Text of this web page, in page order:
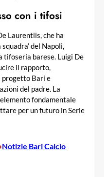
con i tifosi
Laurentiis, che ha
del Napoli,
tifoseria barese. Luigi De
il rapporto,
progetto Bari e
del padre. La
fondamentale
per un futuro in Serie
Notizie Bari Calcio